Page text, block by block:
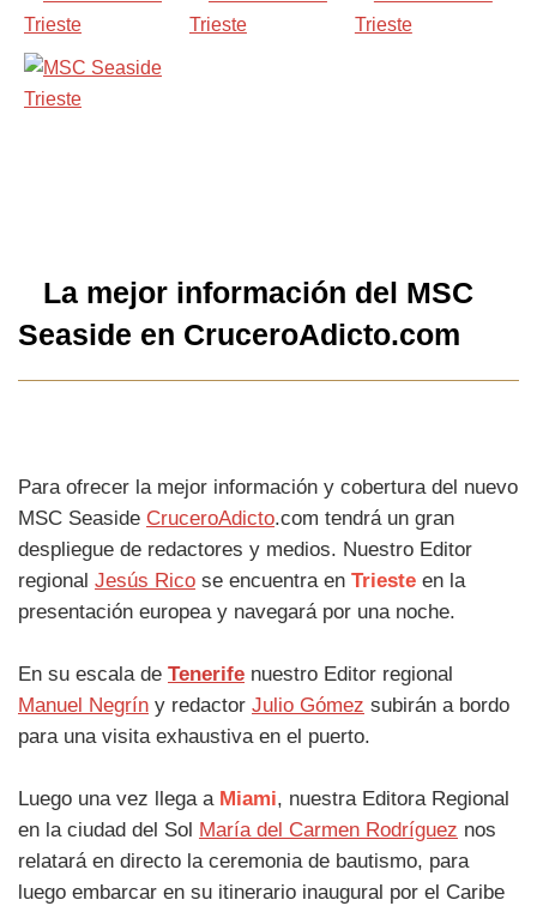
La mejor información del MSC
Seaside en CruceroAdicto.com
Para ofrecer la mejor información y cobertura del nuevo
MSC Seaside CruceroAdicto.com tendrá un gran
despliegue de redactores y medios. Nuestro Editor
regional Jesús Rico se encuentra en Trieste en la
presentación europea y navegará por una noche.
En su escala de Tenerife nuestro Editor regional
Manuel Negrín y redactor Julio Gómez subirán a bordo
para una visita exhaustiva en el puerto.
Luego una vez llega a Miami, nuestra Editora Regional
en la ciudad del Sol María del Carmen Rodríguez nos
relatará en directo la ceremonia de bautismo, para
luego embarcar en su itinerario inaugural por el Caribe